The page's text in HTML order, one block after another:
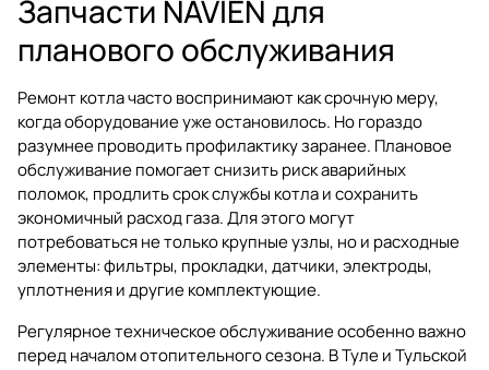
Запчасти NAVIEN для
планового обслуживания
Ремонт котла часто воспринимают как срочную меру,
когда оборудование уже остановилось. Но гораздо
разумнее проводить профилактику заранее. Плановое
обслуживание помогает снизить риск аварийных
поломок, продлить срок службы котла и сохранить
экономичный расход газа. Для этого могут
потребоваться не только крупные узлы, но и расходные
элементы: фильтры, прокладки, датчики, электроды,
уплотнения и другие комплектующие.
Регулярное техническое обслуживание особенно важно
перед началом отопительного сезона. В Туле и Тульской